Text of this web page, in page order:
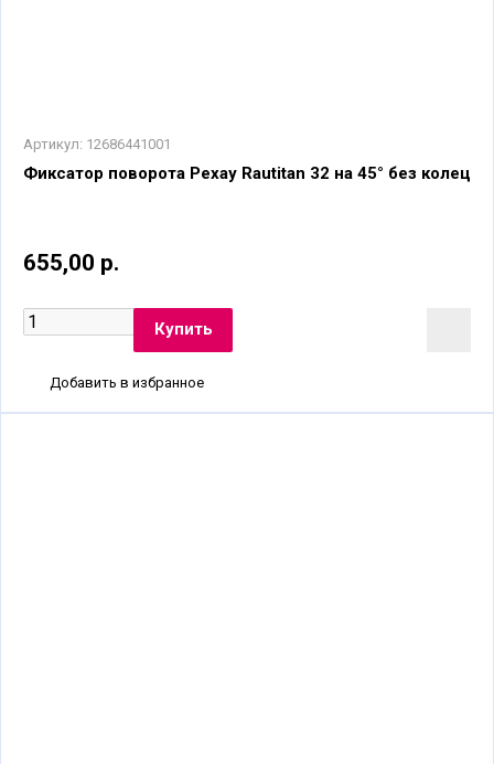
Артикул: 12686441001
Фиксатор поворота Рехау Rautitan 32 на 45° без колец
655,00 р.
Добавить в избранное